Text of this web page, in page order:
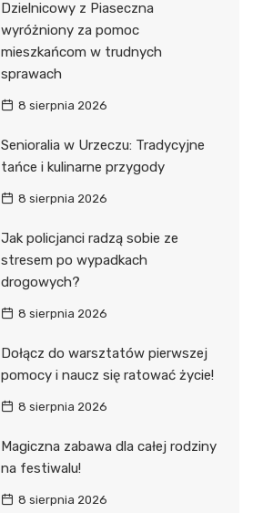
Dzielnicowy z Piaseczna
wyróżniony za pomoc
mieszkańcom w trudnych
sprawach
8 sierpnia 2026
Senioralia w Urzeczu: Tradycyjne
tańce i kulinarne przygody
8 sierpnia 2026
Jak policjanci radzą sobie ze
stresem po wypadkach
drogowych?
8 sierpnia 2026
Dołącz do warsztatów pierwszej
pomocy i naucz się ratować życie!
8 sierpnia 2026
Magiczna zabawa dla całej rodziny
na festiwalu!
8 sierpnia 2026